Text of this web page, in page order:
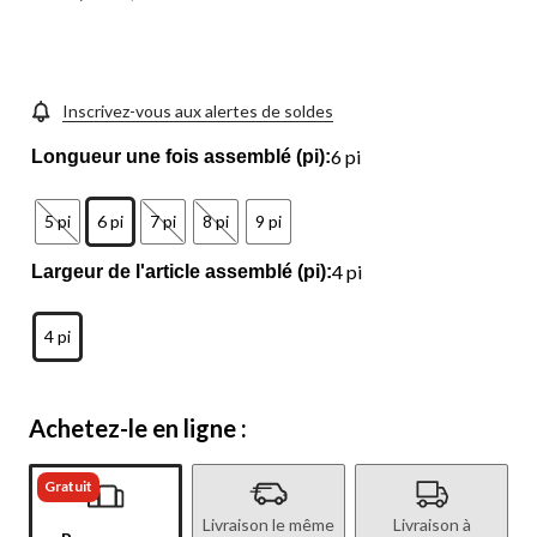
Inscrivez-vous aux alertes de soldes
Longueur une fois assemblé (pi):6 pi
5 pi 6 pi 7 pi 8 pi 9 pi
Largeur de l'article assemblé (pi):4 pi
4 pi
Achetez-le en ligne :
Gratuit
Livraison le même Livraison à